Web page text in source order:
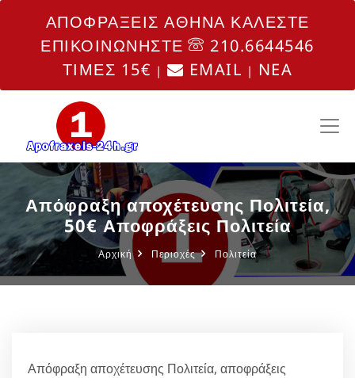
ΑΠΟΦΡΑΞΕΙΣ ΑΘΗΝΑ ΚΑΛΕΣΤΕ
ΕΠΙΚΟΙΝΩΝΗΣΤΕ
210.6644546
ΤΙΜΕΣ 15€ | EMAIL | NEA
Απόφραξη αποχέτευσης Πολιτεία,
50€ Αποφράξεις Πολιτεία
Αρχική Περιοχές Πολιτεία
Απόφραξη αποχέτευσης Πολιτεία, αποφράξεις